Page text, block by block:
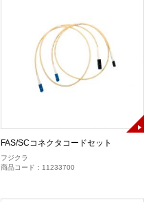
FAS/SCコネクタコードセット
フジクラ
商品コード：11233700